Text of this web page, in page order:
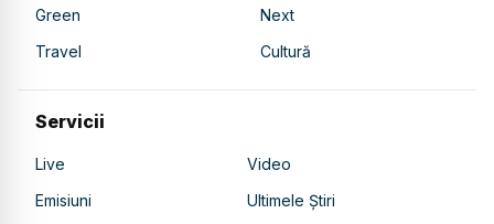
Green
Next
Travel
Cultură
Servicii
Live
Video
Emisiuni
Ultimele Știri